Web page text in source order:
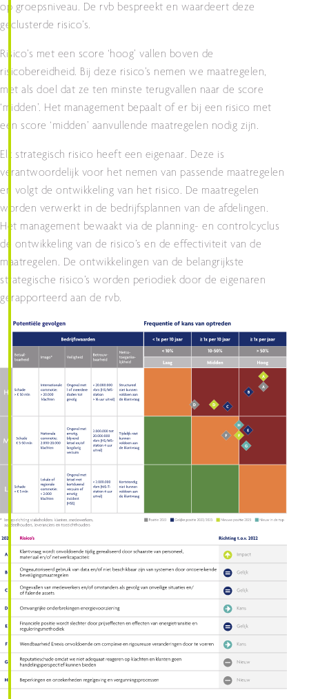
op groepsniveau. De rvb bespreekt en waardeert deze
geclusterde risico’s.
Risico’s met een score ‘hoog’ vallen boven de
risicobereidheid. Bij deze risico’s nemen we maatregelen,
met als doel dat ze ten minste terugvallen naar de score
‘midden’. Het management bepaalt of er bij een risico met
een score ‘midden’ aanvullende maatregelen nodig zijn.
Elk strategisch risico heeft een eigenaar. Deze is
verantwoordelijk voor het nemen van passende maatregelen
en volgt de ontwikkeling van het risico. De maatregelen
worden verwerkt in de bedrijfsplannen van de afdelingen.
Het management bewaakt via de planning- en controlcyclus
de ontwikkeling van de risico’s en de effectiviteit van de
maatregelen. De ontwikkelingen van de belangrijkste
strategische risico’s worden periodiek door de eigenaren
gerapporteerd aan de rvb.